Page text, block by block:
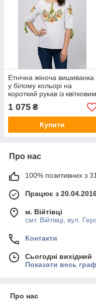
Етнічна жіноча вишиванка
у білому кольорі на
короткий рукав із квітковим
1 075 ₴
Купити
Про нас
100% позитивних з 31
Працює з
м. Війтівці
смт. Війтівці, вул.
Контакти
Сьогодні вихідний
Показати весь
Про нас